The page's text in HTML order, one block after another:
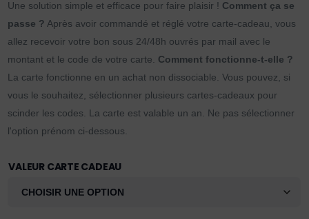
Une solution simple et efficace pour faire plaisir ! Comment ça se
passe ? Après avoir commandé et réglé votre carte-cadeau, vous
allez recevoir votre bon sous 24/48h ouvrés par mail avec le
montant et le code de votre carte. Comment fonctionne-t-elle ?
La carte fonctionne en un achat non dissociable. Vous pouvez, si
vous le souhaitez, sélectionner plusieurs cartes-cadeaux pour
scinder les codes. La carte est valable un an. Ne pas sélectionner
l'option prénom ci-dessous.
VALEUR CARTE CADEAU